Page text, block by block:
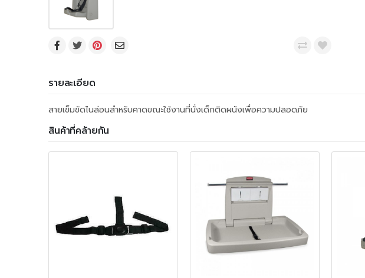
รายละเอียด
สายเข็มขัดไนล่อนสำหรับคาดขณะใช้งานที่นั่งเด็กติดผนังเพื่อความปลอดภัย
สินค้าที่คล้ายกัน